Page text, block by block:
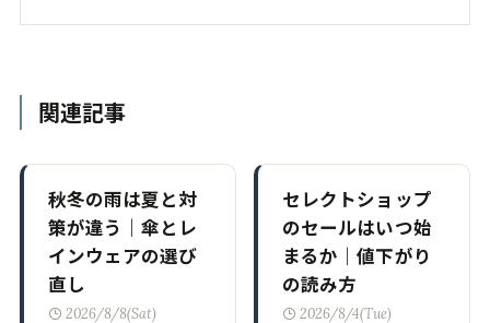
関連記事
秋冬の雨は夏と対
策が違う｜傘とレ
インウェアの選び
直し
2026/8/8(Sat)
セレクトショップ
のセールはいつ始
まるか｜値下がり
の読み方
2026/8/4(Tue)